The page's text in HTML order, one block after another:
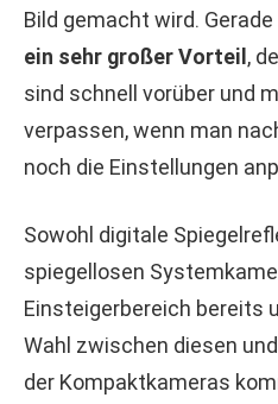
Bild gemacht wird. Gerade
ein sehr großer Vorteil,
sind schnell vorüber und
verpassen, wenn man
noch die Einstellungen
Sowohl digitale
spiegellosen
Einsteigerbereich bereits
Wahl zwischen diesen
der Kompaktkameras